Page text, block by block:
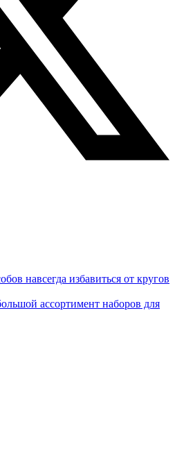
навсегда избавиться от кругов
ассортимент наборов для